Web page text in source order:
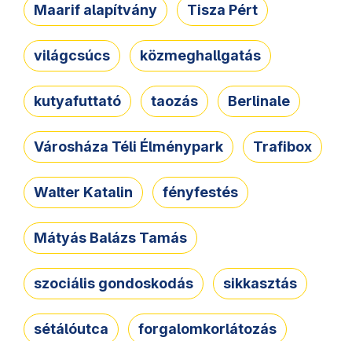
Maarif alapítvány Tisza Pért
világcsúcs közmeghallgatás
kutyafuttató taozás Berlinale
Városháza Téli Élménypark Trafibox
Walter Katalin fényfestés
Mátyás Balázs Tamás
szociális gondoskodás sikkasztás
sétálóutca forgalomkorlátozás